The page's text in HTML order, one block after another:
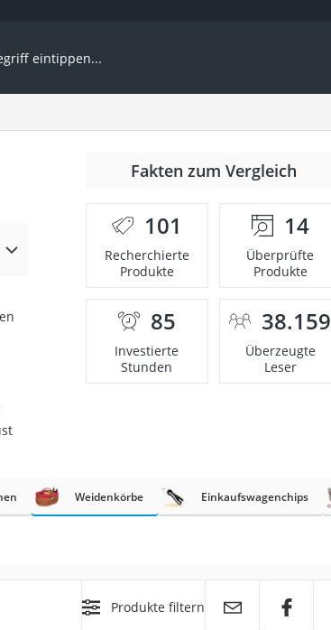
Fakten zum Vergleich
101
Recherchierte
Produkte
14
Überprüfte
Produkte
85
Investierte
Stunden
38.159
Überzeugte
Leser
Weidenkörbe Einkaufswagenchips
Produkte filtern